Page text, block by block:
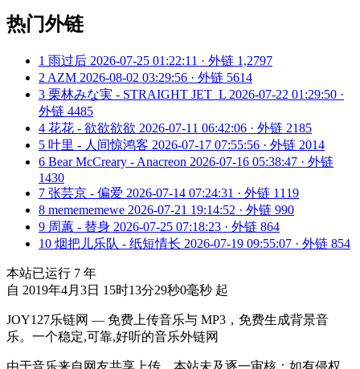
热门外链
1 雨过后 2026-07-25 01:22:11 · 外链 1,2797
2 AZM 2026-08-02 03:29:56 · 外链 5614
3 栗林みな実 - STRAIGHT JET_L 2026-07-22 01:29:50 ·
外链 4485
4 花花 - 欲欲欲欲 2026-07-11 06:42:06 · 外链 2185
5 叶里 - 人间惊鸿客 2026-07-17 07:55:56 · 外链 2014
6 Bear McCreary - Anacreon 2026-07-16 05:38:47 · 外链
1430
7 张芸京 - 偏爱 2026-07-14 07:24:31 · 外链 1119
8 memememewe 2026-07-21 19:14:52 · 外链 990
9 周蕙 - 替身 2026-07-25 07:18:23 · 外链 864
10 烟把儿乐队 - 纸短情长 2026-07-19 09:55:07 · 外链 854
本站已运行 7 年
自 2019年4月3日 15时13分29秒0毫秒 起
JOY127乐链网 — 免费上传音乐与 MP3，免费生成背景音
乐。一个稳定,可靠,好听的音乐外链网
由于音乐来自网友共享上传，本站未及逐一审核；如有侵权，